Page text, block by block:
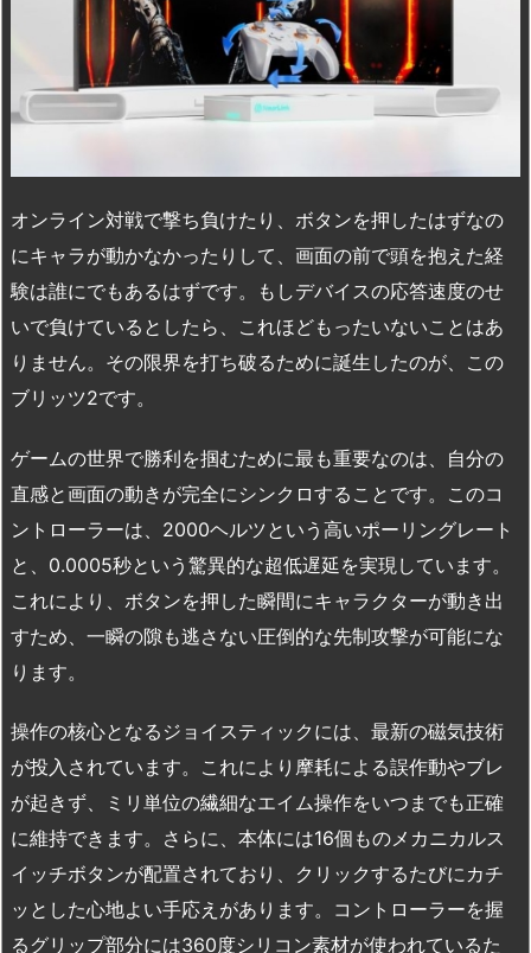
オンライン対戦で撃ち負けたり、ボタンを押したはずなの
にキャラが動かなかったりして、画面の前で頭を抱えた経
験は誰にでもあるはずです。もしデバイスの応答速度のせ
いで負けているとしたら、これほどもったいないことはあ
りません。その限界を打ち破るために誕生したのが、この
ブリッツ2です。
ゲームの世界で勝利を掴むために最も重要なのは、自分の
直感と画面の動きが完全にシンクロすることです。このコ
ントローラーは、2000ヘルツという高いポーリングレート
と、0.0005秒という驚異的な超低遅延を実現しています。
これにより、ボタンを押した瞬間にキャラクターが動き出
すため、一瞬の隙も逃さない圧倒的な先制攻撃が可能にな
ります。
操作の核心となるジョイスティックには、最新の磁気技術
が投入されています。これにより摩耗による誤作動やブレ
が起きず、ミリ単位の繊細なエイム操作をいつまでも正確
に維持できます。さらに、本体には16個ものメカニカルス
イッチボタンが配置されており、クリックするたびにカチ
ッとした心地よい手応えがあります。コントローラーを握
るグリップ部分には360度シリコン素材が使われているた